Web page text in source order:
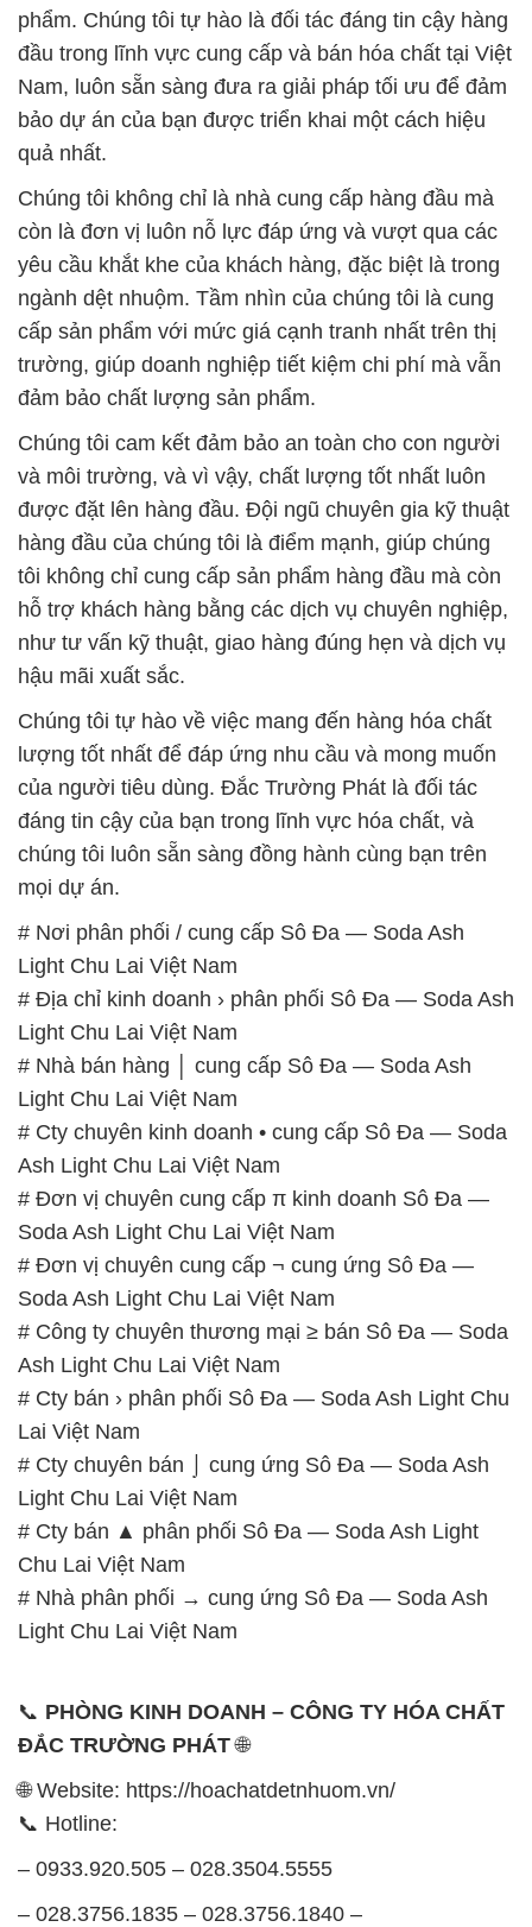
phẩm. Chúng tôi tự hào là đối tác đáng tin cậy hàng
đầu trong lĩnh vực cung cấp và bán hóa chất tại Việt
Nam, luôn sẵn sàng đưa ra giải pháp tối ưu để đảm
bảo dự án của bạn được triển khai một cách hiệu
quả nhất.
Chúng tôi không chỉ là nhà cung cấp hàng đầu mà
còn là đơn vị luôn nỗ lực đáp ứng và vượt qua các
yêu cầu khắt khe của khách hàng, đặc biệt là trong
ngành dệt nhuộm. Tầm nhìn của chúng tôi là cung
cấp sản phẩm với mức giá cạnh tranh nhất trên thị
trường, giúp doanh nghiệp tiết kiệm chi phí mà vẫn
đảm bảo chất lượng sản phẩm.
Chúng tôi cam kết đảm bảo an toàn cho con người
và môi trường, và vì vậy, chất lượng tốt nhất luôn
được đặt lên hàng đầu. Đội ngũ chuyên gia kỹ thuật
hàng đầu của chúng tôi là điểm mạnh, giúp chúng
tôi không chỉ cung cấp sản phẩm hàng đầu mà còn
hỗ trợ khách hàng bằng các dịch vụ chuyên nghiệp,
như tư vấn kỹ thuật, giao hàng đúng hẹn và dịch vụ
hậu mãi xuất sắc.
Chúng tôi tự hào về việc mang đến hàng hóa chất
lượng tốt nhất để đáp ứng nhu cầu và mong muốn
của người tiêu dùng. Đắc Trường Phát là đối tác
đáng tin cậy của bạn trong lĩnh vực hóa chất, và
chúng tôi luôn sẵn sàng đồng hành cùng bạn trên
mọi dự án.
# Nơi phân phối / cung cấp Sô Đa — Soda Ash
Light Chu Lai Việt Nam
# Địa chỉ kinh doanh › phân phối Sô Đa — Soda Ash
Light Chu Lai Việt Nam
# Nhà bán hàng │ cung cấp Sô Đa — Soda Ash
Light Chu Lai Việt Nam
# Cty chuyên kinh doanh • cung cấp Sô Đa — Soda
Ash Light Chu Lai Việt Nam
# Đơn vị chuyên cung cấp π kinh doanh Sô Đa —
Soda Ash Light Chu Lai Việt Nam
# Đơn vị chuyên cung cấp ¬ cung ứng Sô Đa —
Soda Ash Light Chu Lai Việt Nam
# Công ty chuyên thương mại ≥ bán Sô Đa — Soda
Ash Light Chu Lai Việt Nam
# Cty bán › phân phối Sô Đa — Soda Ash Light Chu
Lai Việt Nam
# Cty chuyên bán ⌡ cung ứng Sô Đa — Soda Ash
Light Chu Lai Việt Nam
# Cty bán ▲ phân phối Sô Đa — Soda Ash Light
Chu Lai Việt Nam
# Nhà phân phối → cung ứng Sô Đa — Soda Ash
Light Chu Lai Việt Nam
📞 PHÒNG KINH DOANH – CÔNG TY HÓA CHẤT
ĐẮC TRƯỜNG PHÁT🌐
🌐 Website: https://hoachatdetnhuom.vn/
📞 Hotline:
– 0933.920.505 – 028.3504.5555
– 028.3756.1835 – 028.3756.1840 –